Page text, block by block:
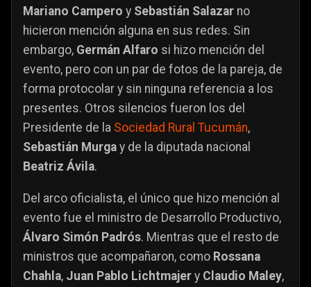
Mariano Campero y Sebastián Salazar no
hicieron mención alguna en sus redes. Sin
embargo, Germán Alfaro si hizo mención del
evento, pero con un par de fotos de la pareja, de
forma protocolar y sin ninguna referencia a los
presentes. Otros silencios fueron los del
Presidente de la Sociedad Rural Tucumán,
Sebastián Murga y de la diputada nacional
Beatriz Ávila.
Del arco oficialista, el único que hizo mención al
evento fue el ministro de Desarrollo Productivo,
Álvaro Simón Padrós. Mientras que el resto de
ministros que acompañaron, como Rossana
Chahla, Juan Pablo Lichtmajer y Claudio Maley,